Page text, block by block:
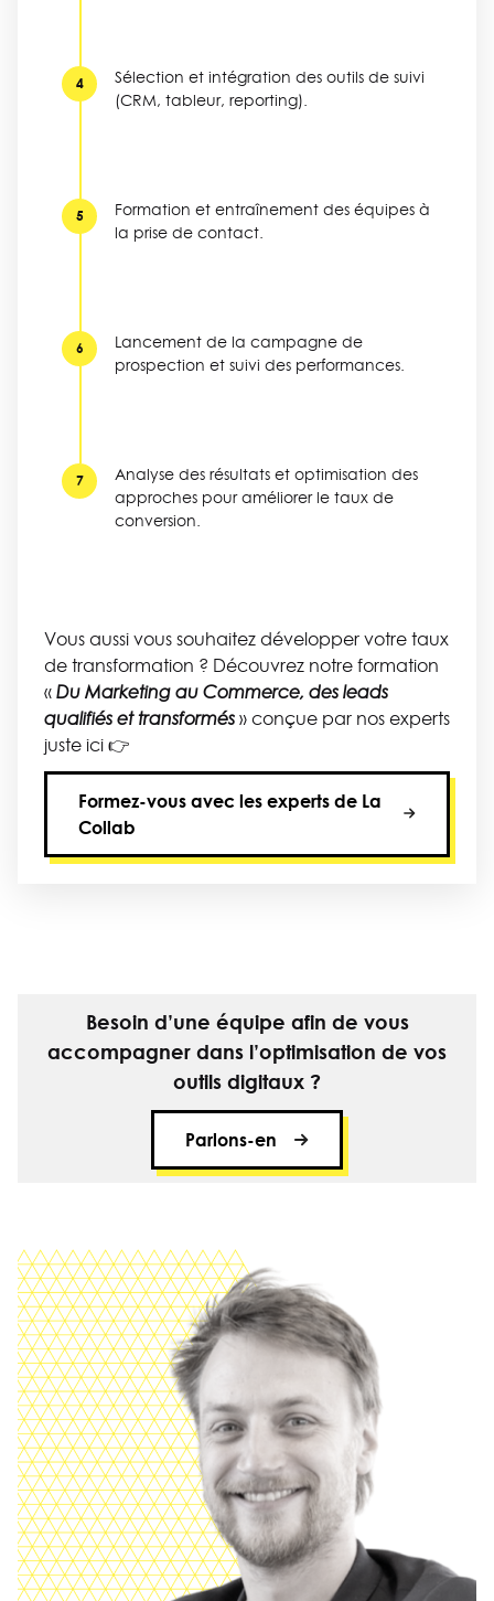
4
Sélection et intégration des outils de suivi
(CRM, tableur, reporting).
5
Formation et entraînement des équipes à
la prise de contact.
6
Lancement de la campagne de
prospection et suivi des performances.
7
Analyse des résultats et optimisation des
approches pour améliorer le taux de
conversion.
Vous aussi vous souhaitez développer votre taux
de transformation ? Découvrez notre formation
« Du Marketing au Commerce, des leads
qualifiés et transformés » conçue par nos experts
juste ici 👉
Formez-vous avec les experts de La
Collab
Besoin d’une équipe afin de vous
accompagner dans l’optimisation de vos
outils digitaux ?
Parlons-en